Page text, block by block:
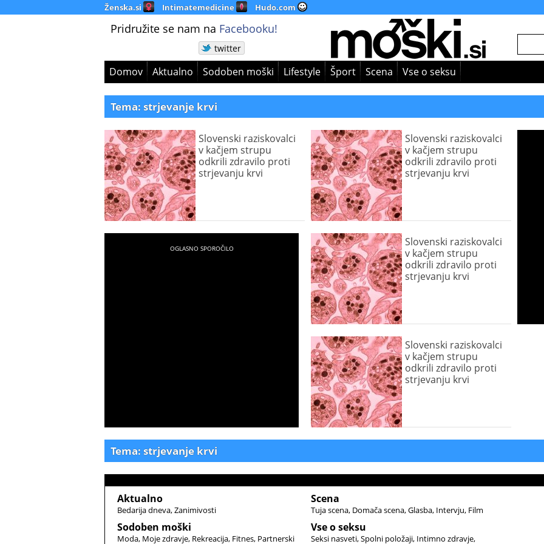
Ženska.si Intimatemedicine Hudo.com
Pridružite se nam na Facebooku!
twitter
Domov Aktualno Sodoben moški Lifestyle Šport Scena Vse o seksu
Tema: strjevanje krvi
Slovenski raziskovalci
v kačjem strupu
odkrili zdravilo proti
strjevanju krvi
Slovenski raziskovalci
v kačjem strupu
odkrili zdravilo proti
strjevanju krvi
Slovenski raziskovalci
v kačjem strupu
odkrili zdravilo proti
strjevanju krvi
Slovenski raziskovalci
v kačjem strupu
odkrili zdravilo proti
strjevanju krvi
Tema: strjevanje krvi
Aktualno
Bedarija dneva Zanimivosti
Sodoben moški
Moda Moje zdravje Rekreacija Fitnes Partnerski
Scena
Tuja scena Domača scena Glasba Intervju Film
Vse o seksu
Seksi nasveti Spolni položaji Intimno zdravje